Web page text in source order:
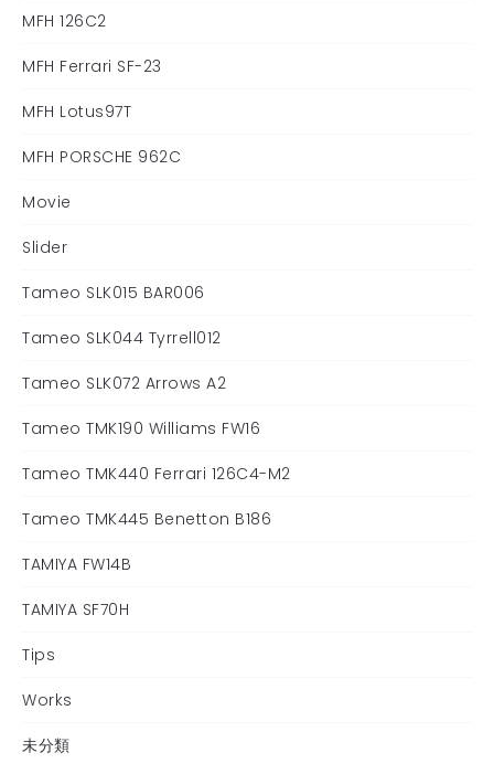
MFH 126C2
MFH Ferrari SF-23
MFH Lotus97T
MFH PORSCHE 962C
Movie
Slider
Tameo SLK015 BAR006
Tameo SLK044 Tyrrell012
Tameo SLK072 Arrows A2
Tameo TMK190 Williams FW16
Tameo TMK440 Ferrari 126C4-M2
Tameo TMK445 Benetton B186
TAMIYA FW14B
TAMIYA SF70H
Tips
Works
未分類